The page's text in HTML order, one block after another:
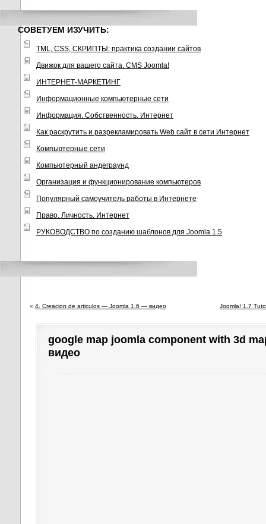
СОВЕТУЕМ ИЗУЧИТЬ:
TML, CSS, СКРИПТЫ: практика создании сайтов
Движок для вашего сайта. CMS Joomla!
ИНТЕРНЕТ-МАРКЕТИНГ
Информационные компьютерные сети
Информация. Собственность. Интернет
Как раскрутить и разрекламировать Web сайт в сети Интернет
Компьютерные сети
Компьютерный андеграунд
Организация и функционирование компьютеров
Популярный самоучитель работы в Интернете
Право. Личность. Интернет
РУКОВОДСТВО по созданию шаблонов для Joomla 1.5
« 4. Creacion de articulos — Joomla 1.6 — видео Joomla! 1.7
google map joomla component with 3d
видео